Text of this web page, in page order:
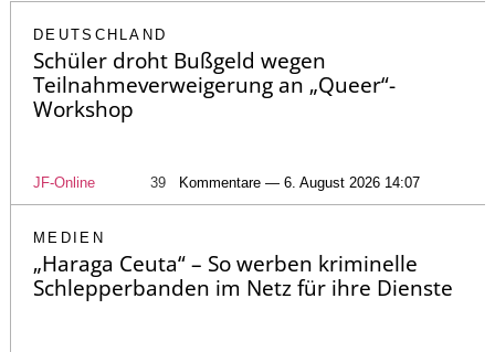
DEUTSCHLAND
Schüler droht Bußgeld wegen
Teilnahmeverweigerung an „Queer“-
Workshop
JF-Online 39 Kommentare — 6. August 2026 14:07
MEDIEN
„Haraga Ceuta“ – So werben kriminelle
Schlepperbanden im Netz für ihre Dienste